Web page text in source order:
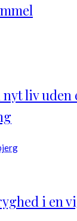
liv uden
i en